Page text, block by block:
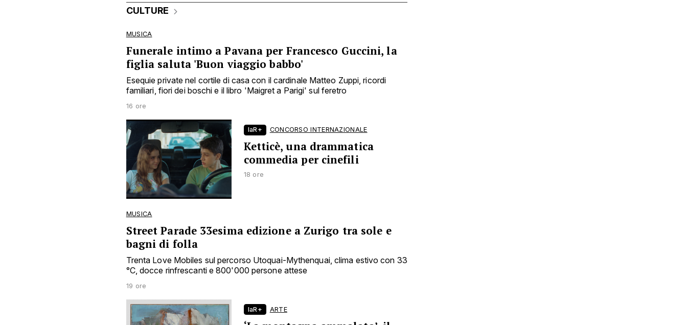
CULTURE
MUSICA
Funerale intimo a Pavana per Francesco Guccini, la
figlia saluta 'Buon viaggio babbo'
Esequie private nel cortile di casa con il cardinale Matteo Zuppi, ricordi
familiari, fiori dei boschi e il libro 'Maigret a Parigi' sul feretro
16 ore
laR+ CONCORSO INTERNAZIONALE
Ketticè, una drammatica
commedia per cinefili
18 ore
MUSICA
Street Parade 33esima edizione a Zurigo tra sole e
bagni di folla
Trenta Love Mobiles sul percorso Utoquai-Mythenquai, clima estivo con 33
°C, docce rinfrescanti e 800'000 persone attese
19 ore
laR+ ARTE